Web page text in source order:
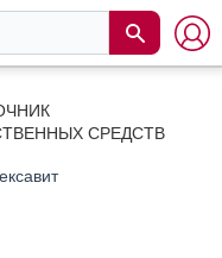
СРЕДСТВ